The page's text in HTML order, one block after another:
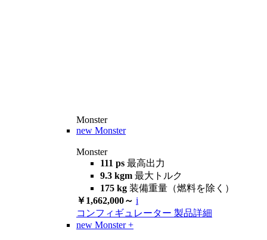
Monster
new Monster
Monster
111 ps 最高出力
9.3 kgm 最大トルク
175 kg 装備重量（燃料を除く）
￥1,662,000～ i
コンフィギュレーター 製品詳細
new Monster +